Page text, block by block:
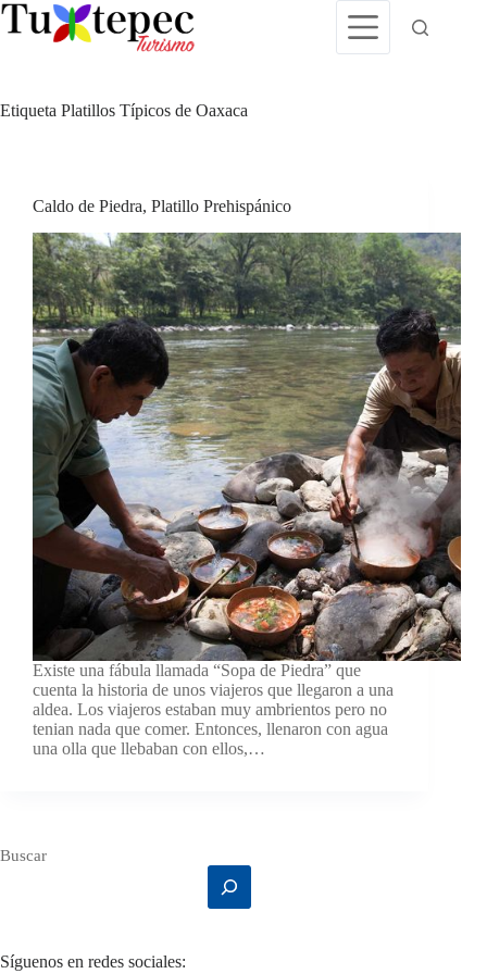
Saltar
al
contenido
Etiqueta Platillos Típicos de Oaxaca
Caldo de Piedra, Platillo Prehispánico
Existe una fábula llamada “Sopa de Piedra” que
cuenta la historia de unos viajeros que llegaron a una
aldea. Los viajeros estaban muy ambrientos pero no
tenian nada que comer. Entonces, llenaron con agua
una olla que llebaban con ellos,…
Buscar
Síguenos en redes sociales: